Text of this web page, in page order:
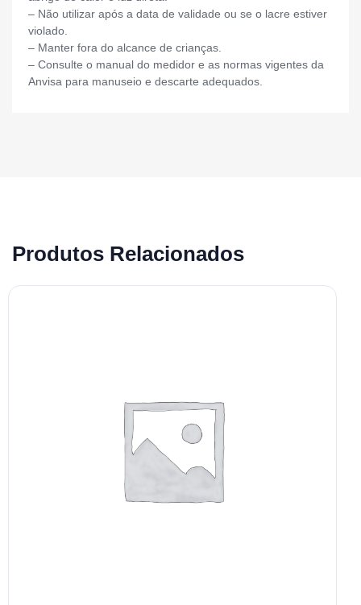
– Não utilizar após a data de validade ou se o lacre estiver
violado.
– Manter fora do alcance de crianças.
– Consulte o manual do medidor e as normas vigentes da
Anvisa para manuseio e descarte adequados.
Produtos Relacionados